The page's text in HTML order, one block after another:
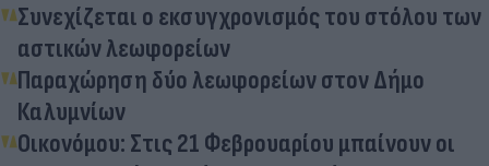
Συνεχίζεται ο εκσυγχρονισμός του στόλου των
αστικών λεωφορείων
Παραχώρηση δύο λεωφορείων στον Δήμο
Καλυμνίων
Οικονόμου: Στις 21 Φεβρουαρίου μπαίνουν οι